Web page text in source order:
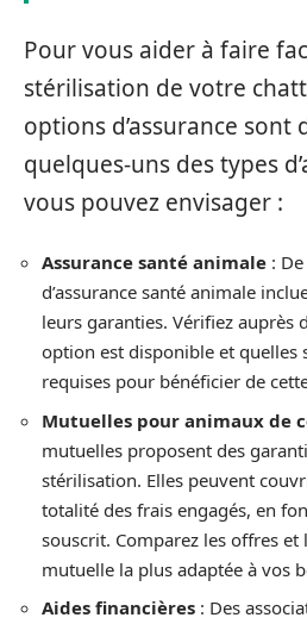
Pour vous aider à faire
stérilisation de votre
options d’assurance sont
quelques-uns des types
vous pouvez envisager :
Assurance santé animale :
d’assurance santé animale
leurs garanties. Vérifiez auprès
option est disponible et quelles
requises pour bénéficier de
Mutuelles pour animaux de
mutuelles proposent des
stérilisation. Elles peuvent
totalité des frais engagés, en
souscrit. Comparez les offres
mutuelle la plus adaptée à vos
Aides financières : Des